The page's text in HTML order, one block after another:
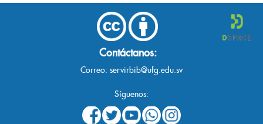
Contáctanos:
Correo: servirbib@ufg.edu.sv
Síguenos: